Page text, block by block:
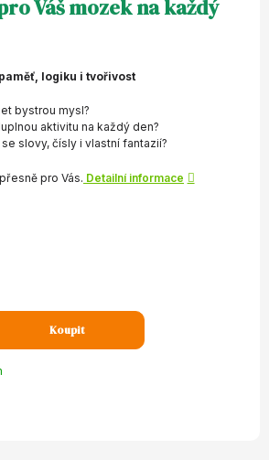
Koupit
Váš mozek na každý
logiku i tvořivost
bystrou mysl?
aktivitu na každý den?
slovy, čísly i vlastní fantazií?
pro Vás. Detailní informace